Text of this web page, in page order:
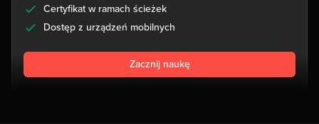
Certyfikat w ramach ścieżek
Dostęp z urządzeń mobilnych
Zacznij naukę